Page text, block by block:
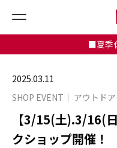
■夏季
2025.03.11
SHOP EVENT
アウトドア
【3/15(土).3/16(
クショップ開催！